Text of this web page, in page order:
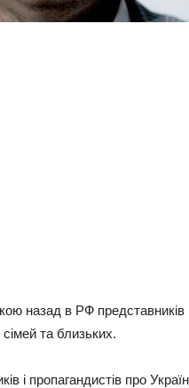
назад в РФ представників
та близьких.
і пропагандистів про